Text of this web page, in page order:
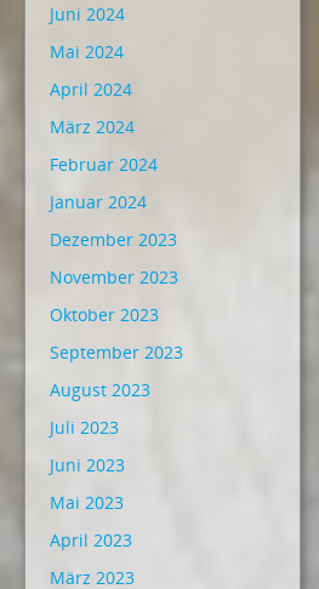
Juni 2024
Mai 2024
April 2024
März 2024
Februar 2024
Januar 2024
Dezember 2023
November 2023
Oktober 2023
September 2023
August 2023
Juli 2023
Juni 2023
Mai 2023
April 2023
März 2023